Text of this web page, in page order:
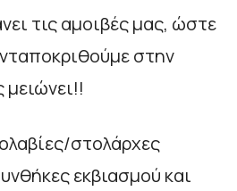
τις αμοιβές μας, ώστε
στην
μειώνει!!
στολάρχες
εκβιασμού και